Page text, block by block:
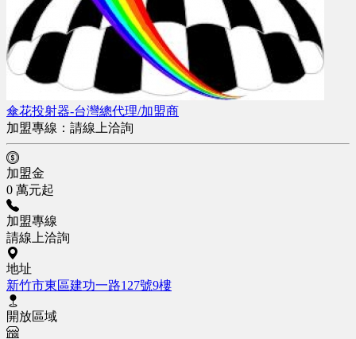
傘花投射器-台灣總代理/加盟商
加盟專線： 請線上洽詢
加盟金
0 萬元起
加盟專線
請線上洽詢
地址
新竹市東區建功一路127號9樓
開放區域